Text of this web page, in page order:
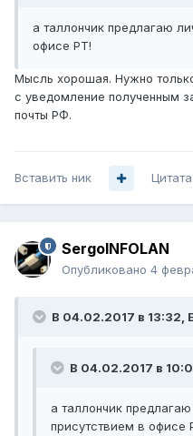
а таллончик предлагаю
офисе РТ!
Мысль хорошая. Нужно
с уведомление полученным
почты РФ.
Вставить ник Цитата
SergoINFOLAN
Опубликовано 4
В 04.02.2017 в 13:32,
В 04.02.2017 в
а таллончик
присутствием в офисе